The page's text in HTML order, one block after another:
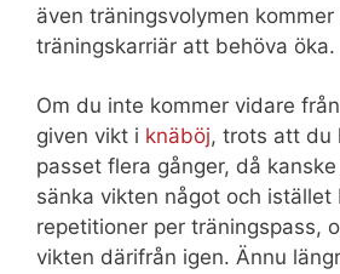
även träningsvolymen
träningskarriär att behöva öka.
Om du inte kommer vidare
given vikt i knäböj, trots att du
passet flera gånger, då
sänka vikten något och istället
repetitioner per träningspass,
vikten därifrån igen. Ännu